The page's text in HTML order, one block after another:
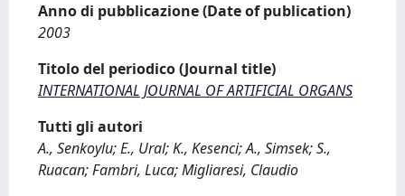
Anno di pubblicazione (Date of publication)
2003
Titolo del periodico (Journal title)
INTERNATIONAL JOURNAL OF ARTIFICIAL ORGANS
Tutti gli autori
A., Senkoylu; E., Ural; K., Kesenci; A., Simsek; S.,
Ruacan; Fambri, Luca; Migliaresi, Claudio